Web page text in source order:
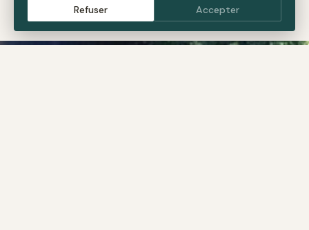
Refuser Accepter